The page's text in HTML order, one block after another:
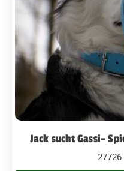
Jack sucht Gassi-